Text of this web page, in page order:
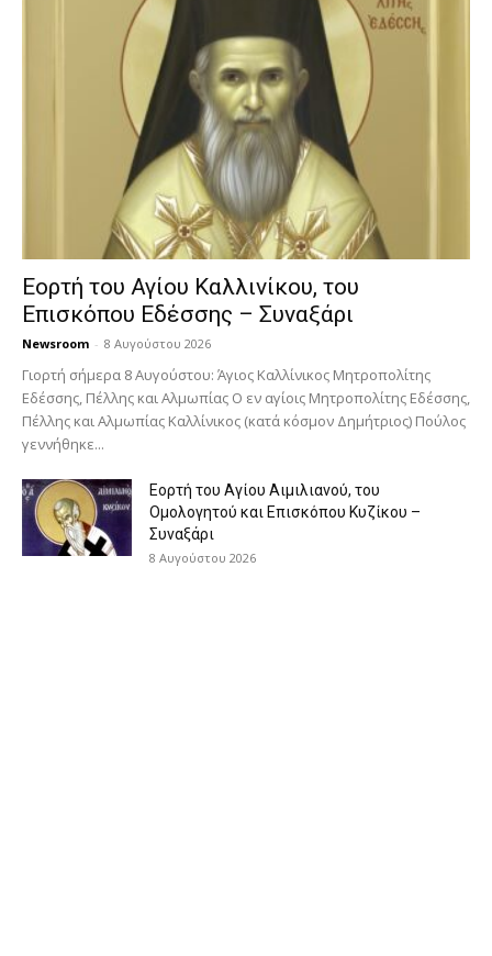
Εορτή του Αγίου Καλλινίκου, του
Επισκόπου Εδέσσης – Συναξάρι
Newsroom - 8 Αυγούστου 2026
Γιορτή σήμερα 8 Αυγούστου: Άγιος Καλλίνικος Μητροπολίτης
Εδέσσης, Πέλλης και Αλμωπίας Ο εν αγίοις Μητροπολίτης Εδέσσης,
Πέλλης και Αλμωπίας Καλλίνικος (κατά κόσμον Δημήτριος) Πούλος
γεννήθηκε...
Εορτή του Αγίου Αιμιλιανού, του
Ομολογητού και Επισκόπου Κυζίκου –
Συναξάρι
8 Αυγούστου 2026